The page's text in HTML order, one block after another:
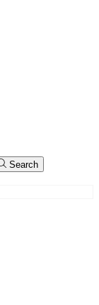
Search